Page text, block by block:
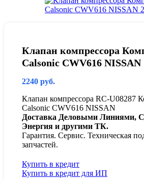
Клапан компрессора
Calsonic CWV616 NISSAN
2240 руб.
Клапан компрессора RC-U08287
Calsonic CWV616 NISSAN
Доставка Деловыми
Энергия и другими ТК.
Гарантия. Сервис. Техническая
запчастей.
Купить в кредит
Купить в кредит для ИП